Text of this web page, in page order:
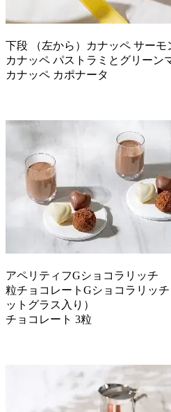
下段 （左から）カナッペ サーモ
カナッペ パストラミとグリーン
カナッペ カポナータ
アペリティフGショコラリッチ
粒チョコレートGショコラリッ
ットグラス入り）
チョコレート 3粒